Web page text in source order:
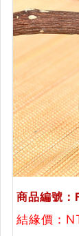
商品編號
結緣價：